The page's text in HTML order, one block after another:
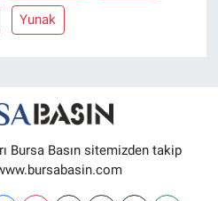
Yunak
Bursa Basın sitemizden takip